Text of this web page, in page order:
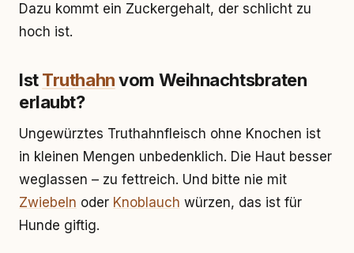
Dazu kommt ein Zuckergehalt, der schlicht zu
hoch ist.
IstTruthahnvom Weihnachtsbraten
erlaubt?
Ungewürztes Truthahnfleisch ohne Knochen ist
in kleinen Mengen unbedenklich. Die Haut besser
weglassen – zu fettreich. Und bitte nie mit
Zwiebeln oder Knoblauch würzen, das ist für
Hunde giftig.